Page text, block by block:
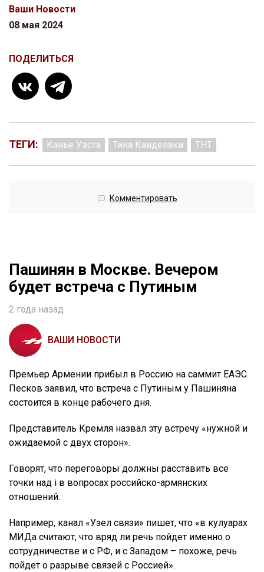
Ваши Новости
08 мая 2024
ПОДЕЛИТЬСЯ
ТЕГИ: Канье Уэста Тина Канделаки ТНТ
Комментировать
Пашинян в Москве. Вечером
будет встреча с Путиным
2 года назад
ВАШИ НОВОСТИ
Премьер Армении прибыл в Россию на саммит ЕАЭС.
Песков заявил, что встреча с Путиным у Пашиняна
состоится в конце рабочего дня.
Представитель Кремля назвал эту встречу «нужной и
ожидаемой с двух сторон».
Говорят, что переговоры должны расставить все
точки над i в вопросах российско-армянских
отношений.
Например, канал «Узел связи» пишет, что «в кулуарах
МИДа считают, что вряд ли речь пойдет именно о
сотрудничестве и с РФ, и с Западом – похоже, речь
пойдет о разрыве связей с Россией».